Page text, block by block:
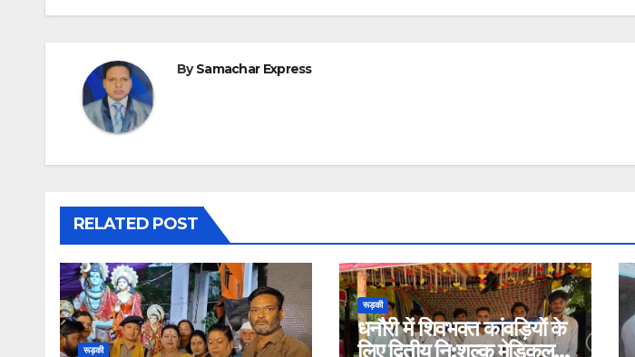
BySamachar Express
RELATED POST
रूड़की
रूड़की
धनौरी में शिवभक्त कांवड़ियों के
लिए द्वितीय नि:शुल्क मेडिकल